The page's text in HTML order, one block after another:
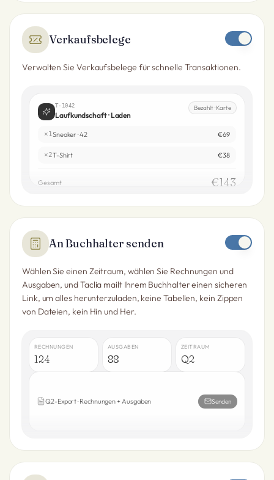
Verkaufsbelege
Verwalten Sie Verkaufsbelege für schnelle Transaktionen.
T-1042
Laufkundschaft · Laden
Bezahlt · Karte
×1Sneaker · 42 €69
×2T-Shirt €38
Gesamt €143
An Buchhalter senden
Wählen Sie einen Zeitraum, wählen Sie Rechnungen und
Ausgaben, und Taclia mailt Ihrem Buchhalter einen sicheren
Link, um alles herunterzuladen, keine Tabellen, kein Zippen
von Dateien, kein Hin und Her.
RECHNUNGEN
124
AUSGABEN
88
ZEITRAUM
Q2
Q2-Export · Rechnungen + Ausgaben Senden